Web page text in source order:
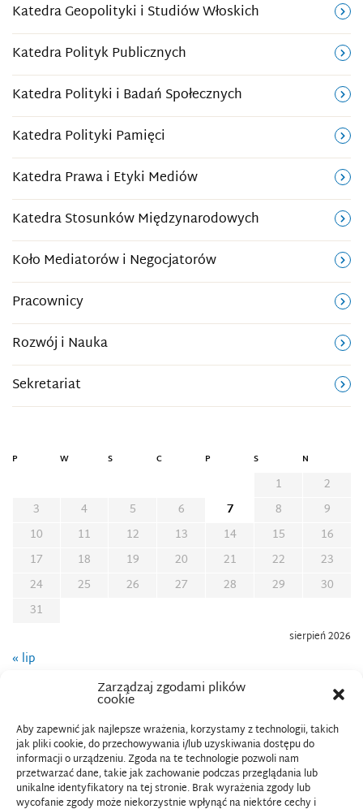
Zarządzaj zgodami plików
cookie
Aby zapewnić jak najlepsze wrażenia, korzystamy z technologii, takich
jak pliki cookie, do przechowywania i/lub uzyskiwania dostępu do
informacji o urządzeniu. Zgoda na te technologie pozwoli nam
przetwarzać dane, takie jak zachowanie podczas przeglądania lub
unikalne identyfikatory na tej stronie. Brak wyrażenia zgody lub
wycofanie zgody może niekorzystnie wpłynąć na niektóre cechy i
Katedra Geopolityki i Studiów Włoskich
Katedra Polityk Publicznych
Katedra Polityki i Badań Społecznych
Katedra Polityki Pamięci
Katedra Prawa i Etyki Mediów
Katedra Stosunków Międzynarodowych
Koło Mediatorów i Negocjatorów
Pracownicy
Rozwój i Nauka
Sekretariat
sierpień 2026
P W Ś C P S N
1
2
3
4 5 6 7 8
9
10
11 12 13 14 15
16
17
18 19 20 21 22
23
24
25 26 27 28 29
30
31
« lip
Uniwersytet Komisji Edukacji Narodowej
w Krakowie